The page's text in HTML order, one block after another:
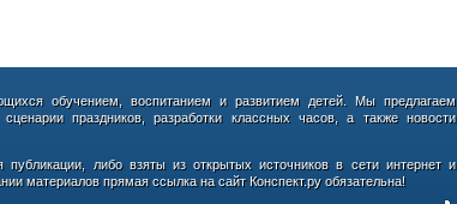
обучением, воспитанием и развитием детей. Мы предлагаем
праздников, разработки классных часов, а также новости
либо взяты из открытых источников в сети интернет и
материалов прямая ссылка на сайт Конспект.ру обязательна!